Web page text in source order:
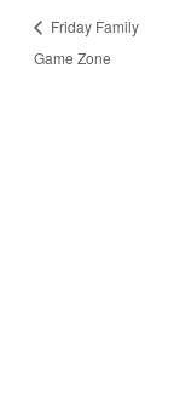
Friday Family
Game Zone